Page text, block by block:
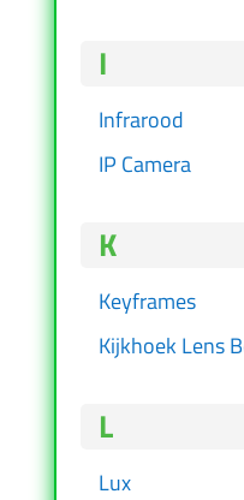
I
Infrarood
IP Camera
K
Keyframes
Kijkhoek Lens
L
Lux